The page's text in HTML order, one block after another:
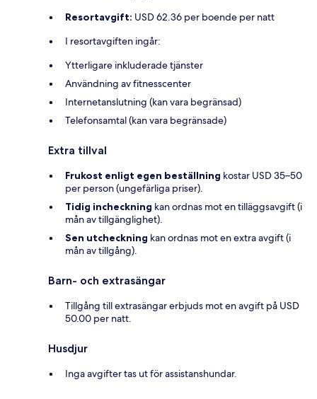
Resortavgift: USD 62.36 per boende per natt
I resortavgiften ingår:
Ytterligare inkluderade tjänster
Användning av fitnesscenter
Internetanslutning (kan vara begränsad)
Telefonsamtal (kan vara begränsade)
Extra tillval
Frukost enligt egen beställning kostar USD 35–50
per person (ungefärliga priser).
Tidig incheckning kan ordnas mot en tilläggsavgift (i
mån av tillgänglighet).
Sen utcheckning kan ordnas mot en extra avgift (i
mån av tillgång).
Barn- och extrasängar
Tillgång till extrasängar erbjuds mot en avgift på USD
50.00 per natt.
Husdjur
Inga avgifter tas ut för assistanshundar.